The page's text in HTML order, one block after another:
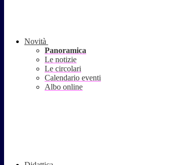
Novità
Panoramica
Le notizie
Le circolari
Calendario eventi
Albo online